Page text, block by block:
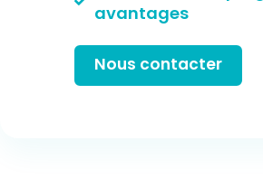
avantages
Nous contacter